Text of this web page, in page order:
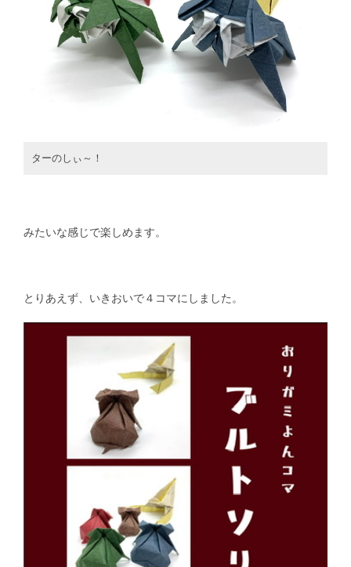
ターのしぃ～！
みたいな感じで楽しめます。
とりあえず、いきおいで４コマにしました。